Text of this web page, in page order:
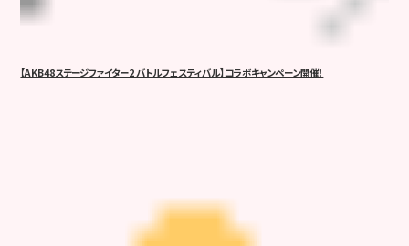
【AKB48ステージファイター2 バトルフェスティバル】コラボキャンペーン開催！